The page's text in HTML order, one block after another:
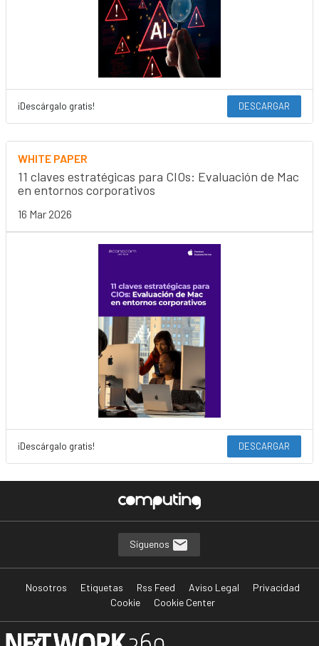
¡Descárgalo gratis! DESCARGAR
WHITE PAPER
11 claves estratégicas para CIOs: Evaluación de Mac
en entornos corporativos
16 Mar 2026
¡Descárgalo gratis! DESCARGAR
Síguenos
Nosotros Etiquetas Rss Feed Aviso Legal
Privacidad
Cookie
Cookie Center